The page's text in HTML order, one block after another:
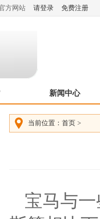
官方网站 请登录 免费注册
新闻中心
当前位置： 首页 >
宝马与